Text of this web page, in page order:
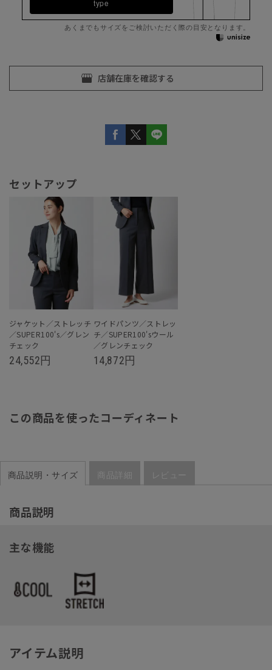
type
あくまでもサイズをご検討いただく際の目安となります。
セットアップ
ジャケット／ストレッチ
／SUPER100's／グレン
チェック
24,552円
ワイドパンツ／ストレッ
チ／SUPER100'sウール
／グレンチェック
14,872円
この商品を使ったコーディネート
商品説明・サイズ 商品詳細 レビュー
商品説明
主な機能
アイテム説明